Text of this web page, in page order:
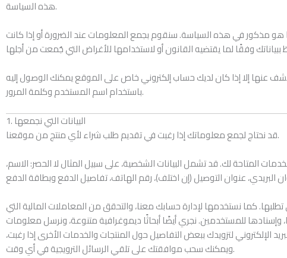
هذه السياسة.
هو مذكور في هذه السياسة. سنقوم بجمع المعلومات عند الضرورة أو إذا كانت
عنها إلا إذا كان لديك حساب إلكتروني خاص على الموقع يمكنك الوصول إليه
باستخدام اسم المستخدم وكلمة المرور.
1. البيانات التي نجمعها
قد نحتاج لجمع معلوماتك إذا رغبت في تقديم طلب شراء لأي منتج من موقعنا.
المتاحة لك. قد تشمل البيانات الشخصية، على سبيل المثال لا الحصر: الاسم،
كما نستخدمها لإدارة حسابك معنا، والتحقق من المعاملات المالية التي
وإسنادها للمستخدمين. نجري أيضًا أبحاثًا ديموغرافية متنوعة، ونرسل معلومات
لتزويدك ببعض التفاصيل حول المنتجات والخدمات الأخرى إذا رغبت،
ويمكنك سحب موافقتك على تلقي الرسائل الترويجية في أي وقت.